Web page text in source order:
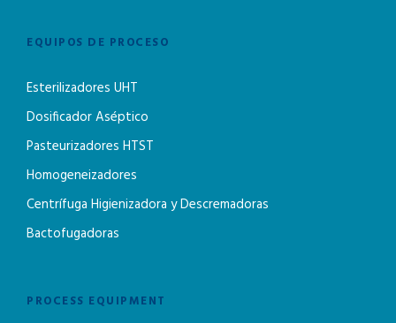
EQUIPOS DE PROCESO
Esterilizadores UHT
Dosificador Aséptico
Pasteurizadores HTST
Homogeneizadores
Centrífuga Higienizadora y Descremadoras
Bactofugadoras
PROCESS EQUIPMENT